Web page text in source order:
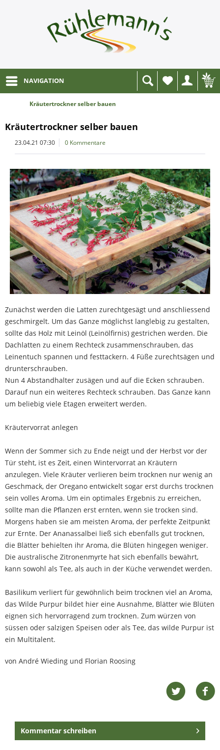
NAVIGATION
Wunschliste
Kräutertrockner selber bauen
Kräutertrockner selber bauen
23.04.21 07:30 0 Kommentare
Zunächst werden die Latten zurechtgesägt und anschliessend
geschmirgelt. Um das Ganze möglichst langlebig zu gestalten,
sollte das Holz mit Leinöl (Leinölfirnis) gestrichen werden. Die
Dachlatten zu einem Rechteck zusammenschrauben, das
Leinentuch spannen und festtackern. 4 Füße zurechtsägen und
drunterschrauben.
Nun 4 Abstandhalter zusägen und auf die Ecken schrauben.
Darauf nun ein weiteres Rechteck schrauben. Das Ganze kann
um beliebig viele Etagen erweitert werden.
Kräutervorrat anlegen
Wenn der Sommer sich zu Ende neigt und der Herbst vor der
Tür steht, ist es Zeit, einen Wintervorrat an Kräutern
anzulegen. Viele Kräuter verlieren beim trocknen nur wenig an
Geschmack, der Oregano entwickelt sogar erst durchs trocknen
sein volles Aroma. Um ein optimales Ergebnis zu erreichen,
sollte man die Pflanzen erst ernten, wenn sie trocken sind.
Morgens haben sie am meisten Aroma, der perfekte Zeitpunkt
zur Ernte. Der Ananassalbei ließ sich ebenfalls gut trocknen,
die Blätter behielten ihr Aroma, die Blüten hingegen weniger.
Die australische Zitronenmyrte hat sich ebenfalls bewährt,
kann sowohl als Tee, als auch in der Küche verwendet werden.
Basilikum verliert für gewöhnlich beim trocknen viel an Aroma,
das Wilde Purpur bildet hier eine Ausnahme, Blätter wie Blüten
eignen sich hervorragend zum trocknen. Zum würzen von
süssen oder salzigen Speisen oder als Tee, das wilde Purpur ist
ein Multitalent.
von André Wieding und Florian Roosing
Kommentar schreiben